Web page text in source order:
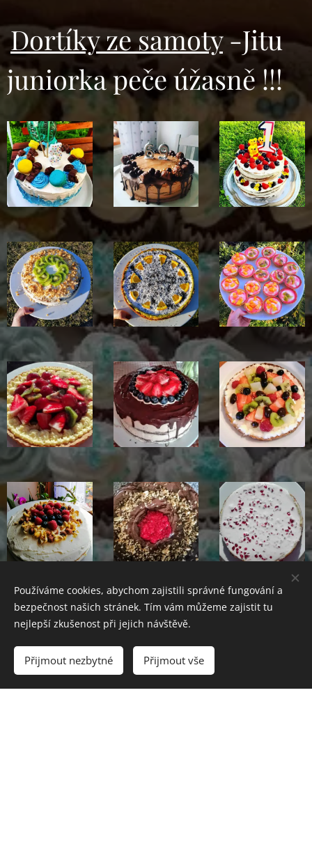
Dortíky ze samoty-Jitu
juniorka peče úžasně !!!
Používáme cookies, abychom zajistili správné fungování a
bezpečnost našich stránek. Tím vám můžeme zajistit tu
nejlepší zkušenost při jejich návštěvě.
Přijmout nezbytné Přijmout vše